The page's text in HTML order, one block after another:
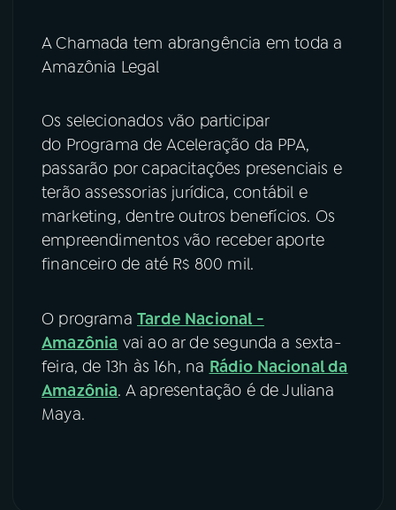
A Chamada tem abrangência em toda a
Amazônia Legal
Os selecionados vão participar
do Programa de Aceleração da PPA,
passarão por capacitações presenciais e
terão assessorias jurídica, contábil e
marketing, dentre outros benefícios. Os
empreendimentos vão receber aporte
financeiro de até R$ 800 mil.
O programa Tarde Nacional -
Amazônia vai ao ar de segunda a sexta-
feira, de 13h às 16h, na Rádio Nacional da
Amazônia. A apresentação é de Juliana
Maya.